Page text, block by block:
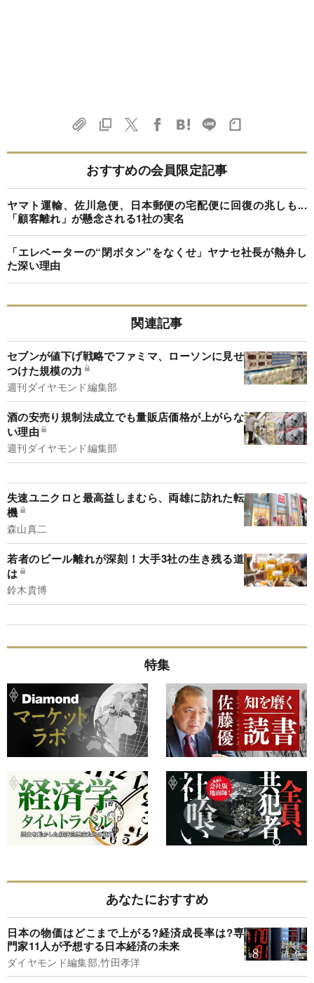
おすすめの会員限定記事
ヤマト運輸、佐川急便、日本郵便の宅配便に回復の兆しも...
「顧客離れ」が懸念される1社の実名
「エレベーターの“閉ボタン”をなくせ」ヤナセ社長が熱弁し
た深い理由
関連記事
セブンが値下げ戦略でファミマ、ローソンに見せ
つけた規模の力
週刊ダイヤモンド編集部
酒の安売り規制法成立でも量販店価格が上がらな
い理由
週刊ダイヤモンド編集部
失速ユニクロと最高益しまむら、両雄に訪れた転
機
森山真二
若者のビール離れが深刻！大手3社の生き残る道
は
鈴木貴博
特集
あなたにおすすめ
日本の物価はどこまで上がる?経済成長率は?専
門家11人が予想する日本経済の未来
ダイヤモンド編集部,竹田孝洋